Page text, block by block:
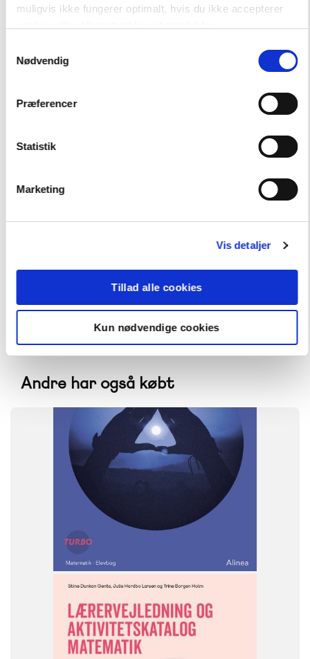
muligvis ikke fungerer optimalt, hvis du ikke accepterer
Nødvendig
Præferencer
Statistik
Marketing
Vis detaljer
Tillad alle cookies
Kun nødvendige cookies
Format
Alt til Format 6. klasse
Andre har også købt
Matematik
Specialpædagogik
8. klasse